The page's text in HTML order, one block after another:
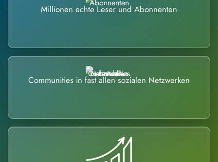
Millionen echte Leser und Abonnenten
Communities in fast allen sozialen Netzwerken